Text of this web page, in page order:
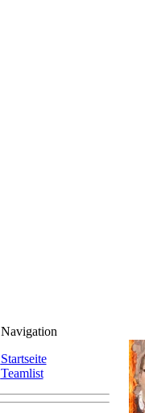
Navigation
Startseite
Teamlist